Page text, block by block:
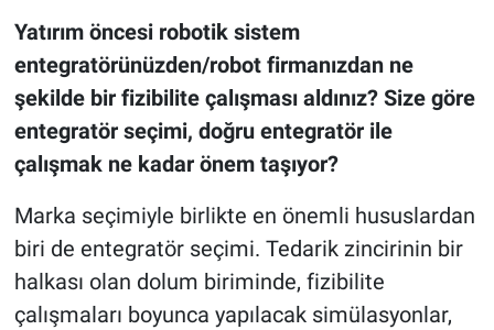
Yatırım öncesi robotik sistem
entegratörünüzden/robot firmanızdan ne
şekilde bir fizibilite çalışması aldınız? Size göre
entegratör seçimi, doğru entegratör ile
çalışmak ne kadar önem taşıyor?
Marka seçimiyle birlikte en önemli hususlardan
biri de entegratör seçimi. Tedarik zincirinin bir
halkası olan dolum biriminde, fizibilite
çalışmaları boyunca yapılacak simülasyonlar,